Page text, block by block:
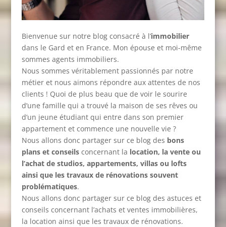
Bienvenue sur notre blog consacré à l’immobilier
dans le Gard et en France. Mon épouse et moi-même
sommes agents immobiliers.
Nous sommes véritablement passionnés par notre
métier et nous aimons répondre aux attentes de nos
clients ! Quoi de plus beau que de voir le sourire
d’une famille qui a trouvé la maison de ses rêves ou
d’un jeune étudiant qui entre dans son premier
appartement et commence une nouvelle vie ?
Nous allons donc partager sur ce blog des bons
plans et conseilsconcernant la location, la vente ou
l’achat de studios, appartements, villas ou lofts
ainsi que les travaux de rénovations souvent
problématiques.
Nous allons donc partager sur ce blog des astuces et
conseils concernant l’achats et ventes immobilières,
la location ainsi que les travaux de rénovations.